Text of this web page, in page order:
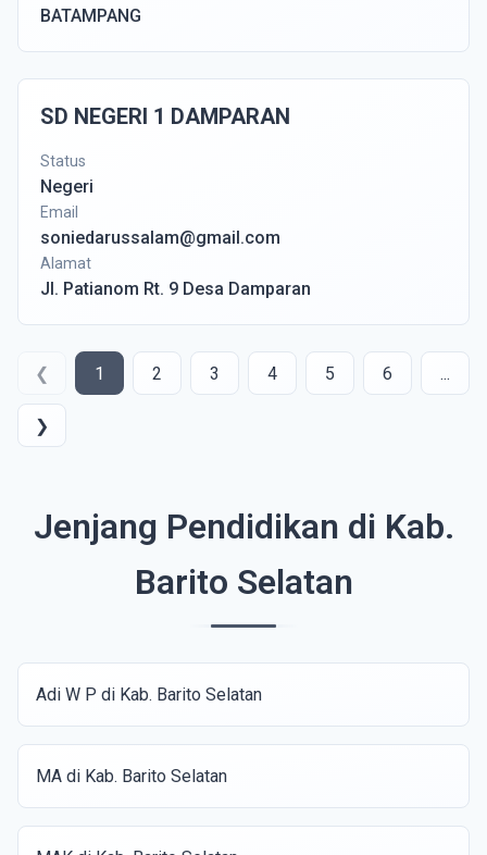
BATAMPANG
SD NEGERI 1 DAMPARAN
Status
Negeri
Email
soniedarussalam@gmail.com
Alamat
Jl. Patianom Rt. 9 Desa Damparan
❮ 1 2 3 4 5 6 ...
❯
Jenjang Pendidikan di Kab.
Barito Selatan
Adi W P di Kab. Barito Selatan
MA di Kab. Barito Selatan